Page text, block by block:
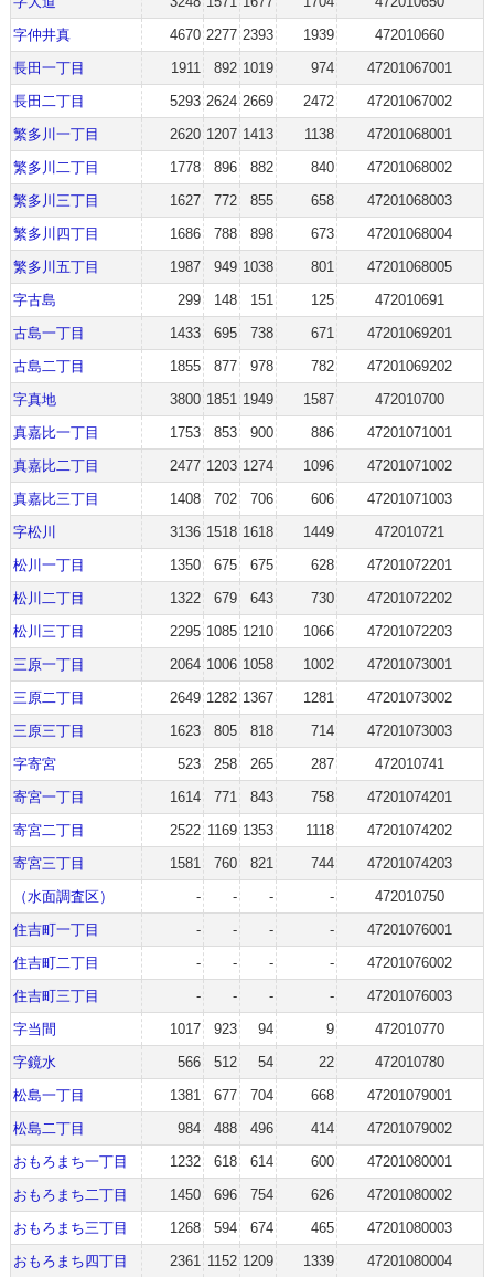
字仲井真
4670 2277 2393 1939
472010660
長田一丁目
1911 892 1019 974
47201067001
長田二丁目
5293 2624 2669 2472
47201067002
繁多川一丁目
2620 1207 1413 1138
47201068001
繁多川二丁目
1778 896 882 840
47201068002
繁多川三丁目
1627 772 855 658
47201068003
繁多川四丁目
1686 788 898 673
47201068004
繁多川五丁目
1987 949 1038 801
47201068005
字古島
299 148 151 125
472010691
古島一丁目
1433 695 738 671
47201069201
古島二丁目
1855 877 978 782
47201069202
字真地
3800 1851 1949 1587
472010700
真嘉比一丁目
1753 853 900 886
47201071001
真嘉比二丁目
2477 1203 1274 1096
47201071002
真嘉比三丁目
1408 702 706 606
47201071003
字松川
3136 1518 1618 1449
472010721
松川一丁目
1350 675 675 628
47201072201
松川二丁目
1322 679 643 730
47201072202
松川三丁目
2295 1085 1210 1066
47201072203
三原一丁目
2064 1006 1058 1002
47201073001
三原二丁目
2649 1282 1367 1281
47201073002
三原三丁目
1623 805 818 714
47201073003
字寄宮
523 258 265 287
472010741
寄宮一丁目
1614 771 843 758
47201074201
寄宮二丁目
2522 1169 1353 1118
47201074202
寄宮三丁目
1581 760 821 744
47201074203
（水面調査区）
- - - -
472010750
住吉町一丁目
- - - -
47201076001
住吉町二丁目
- - - -
47201076002
住吉町三丁目
- - - -
47201076003
字当間
1017 923 94 9
472010770
字鏡水
566 512 54 22
472010780
松島一丁目
1381 677 704 668
47201079001
松島二丁目
984 488 496 414
47201079002
おもろまち一丁目
1232 618 614 600
47201080001
おもろまち二丁目
1450 696 754 626
47201080002
おもろまち三丁目
1268 594 674 465
47201080003
おもろまち四丁目
2361 1152 1209 1339 47201080004